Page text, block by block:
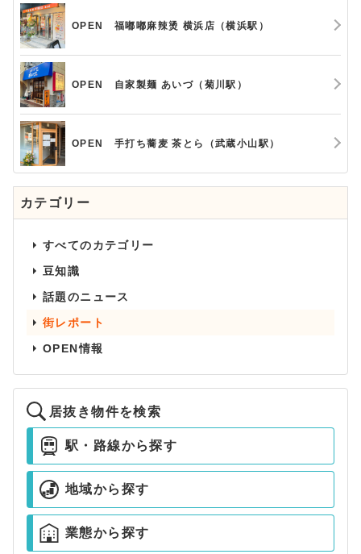
OPEN 福嘟嘟麻辣烫 横浜店（横浜駅）
OPEN 自家製麺 あいづ（菊川駅）
OPEN 手打ち蕎麦 茶とら（武蔵小山駅）
カテゴリー
すべてのカテゴリー
豆知識
話題のニュース
街レポート
OPEN情報
居抜き物件を検索
駅・路線から探す
地域から探す
業態から探す